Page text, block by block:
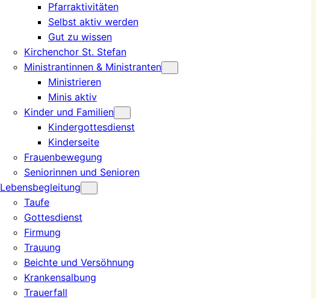
Pfarraktivitäten
Selbst aktiv werden
Gut zu wissen
Kirchenchor St. Stefan
Ministrantinnen & Ministranten
Ministrieren
Minis aktiv
Kinder und Familien
Kindergottesdienst
Kinderseite
Frauenbewegung
Seniorinnen und Senioren
Lebensbegleitung
Taufe
Gottesdienst
Firmung
Trauung
Beichte und Versöhnung
Krankensalbung
Trauerfall